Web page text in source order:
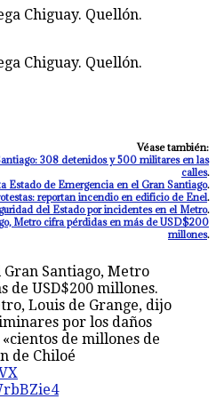
Chiguay. Quellón.
Chiguay. Quellón.
Véase también:
308 detenidos y 500 militares en las
calles.
Estado de Emergencia en el Gran Santiago.
reportan incendio en edificio de Enel.
del Estado por incidentes en el Metro.
Metro cifra pérdidas en más de USD$200
millones.
Santiago, Metro
de USD$200 millones.
Louis de Grange, dijo
por los daños
de millones de
de Chiloé